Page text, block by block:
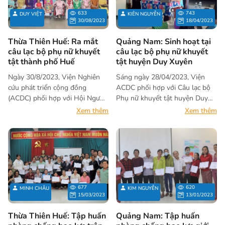
nhập 1 – Hợp phần do ACDC
thực hiện gia đoạn 2023-2024.
NKT -NNDC/Dioxin & BTXH
huyện Triệu Phong tổ chức.
DUY VIỆT
633
30/08/2023
Thừa Thiên Huế: Ra mắt
câu lạc bộ phụ nữ khuyết
tật thành phố Huế
Ngày 30/8/2023, Viện Nghiên
cứu phát triển cộng đồng
(ACDC) phối hợp với Hội Người
khuyết tật thành phố Huế đã tổ
nữ khuyết tật (CLB PNKT)
thành phố Huế” tại tỉnh Thừa
Thiên Huế.
Xem thêm
KIÊN NGUYỄN
743
18/04/2023
Quảng Nam: Sinh hoạt tại
câu lạc bộ phụ nữ khuyết
tật huyện Duy Xuyên
Sáng ngày 28/04/2023, Viện
ACDC phối hợp với Câu lạc bộ
Phụ nữ khuyết tật huyện Duy
Xuyên tổ chức buổi sinh hoạt
Ngày giải phóng miền Nam,
thống nhất đất nước
(30/04/1975 – 30/04/2023) và
137 năm Ngày Quốc tế Lao
động (01/05/1886 –
01/05/2023). Hoạt động được
thực hiện trong khuôn khổ dự
án Hòa nhập 1 – Hợp phần do
ACDC thực hiện dưới sự tài trợ
Xem thêm
MINH CHÂU
677
15/03/2023
Thừa Thiên Huế: Tập huấn
KIM NGUYỄN
620
13/01/2023
Quảng Nam: Tập huấn